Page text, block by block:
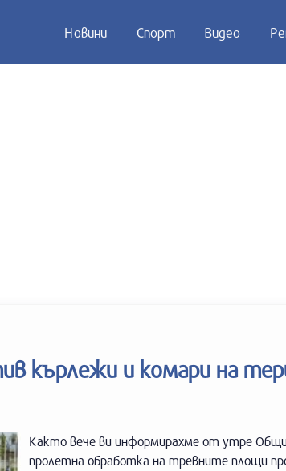
Новини Спорт Видео
кърлежи и комари на
Както вече ви информирахме от утре
пролетна обработка на тревните площи